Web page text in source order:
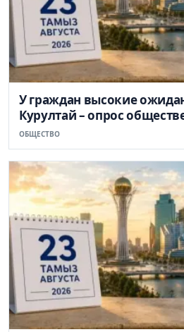
У граждан высокие
Курултай – опрос
ОБЩЕСТВО